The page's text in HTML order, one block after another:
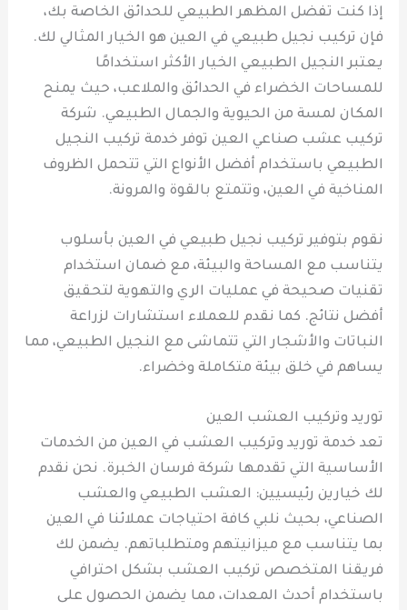
إذا كنت تفضل المظهر الطبيعي للحدائق الخاصة بك،
فإن تركيب نجيل طبيعي في العين هو الخيار المثالي لك.
يعتبر النجيل الطبيعي الخيار الأكثر استخدامًا
للمساحات الخضراء في الحدائق والملاعب، حيث يمنح
المكان لمسة من الحيوية والجمال الطبيعي. شركة
تركيب عشب صناعي العين توفر خدمة تركيب النجيل
الطبيعي باستخدام أفضل الأنواع التي تتحمل الظروف
المناخية في العين، وتتمتع بالقوة والمرونة.
نقوم بتوفير تركيب نجيل طبيعي في العين بأسلوب
يتناسب مع المساحة والبيئة، مع ضمان استخدام
تقنيات صحيحة في عمليات الري والتهوية لتحقيق
أفضل نتائج. كما نقدم للعملاء استشارات لزراعة
النباتات والأشجار التي تتماشى مع النجيل الطبيعي، مما
يساهم في خلق بيئة متكاملة وخضراء.
توريد وتركيب العشب العين
تعد خدمة توريد وتركيب العشب في العين من الخدمات
الأساسية التي تقدمها شركة فرسان الخبرة. نحن نقدم
لك خيارين رئيسيين: العشب الطبيعي والعشب
الصناعي، بحيث نلبي كافة احتياجات عملائنا في العين
بما يتناسب مع ميزانيتهم ومتطلباتهم. يضمن لك
فريقنا المتخصص تركيب العشب بشكل احترافي
باستخدام أحدث المعدات، مما يضمن الحصول على